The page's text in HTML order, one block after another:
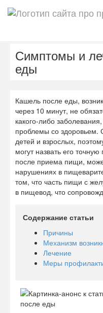
Симптомы и
еды
Кашель после еды,
через 10 минут, не
какого-либо
проблемы со здоровьем.
детей и взрослых,
могут назвать его
после приема пищи,
нарушениях в
том, что часть пищи с
в пищевод, что
Содержание статьи
Причины
Механизм
Лечение
Меры